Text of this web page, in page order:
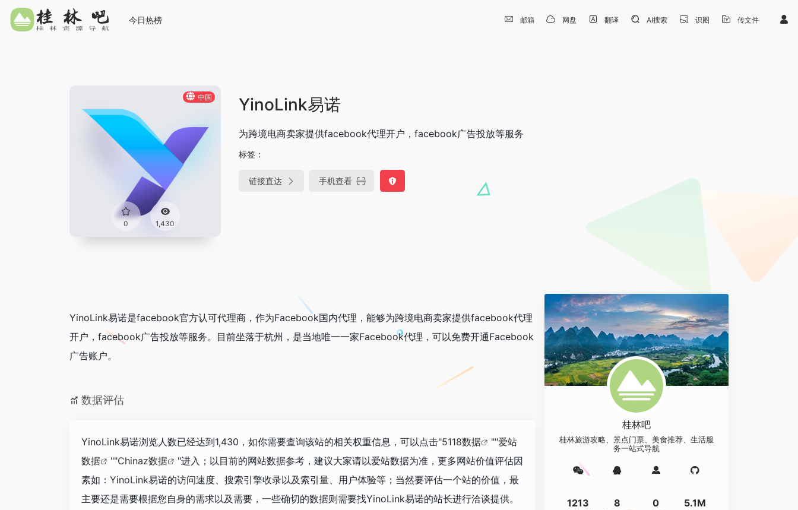
今日热榜 邮箱 网盘 翻译 AI搜索 识图 传文件
中国
0 1,430
YinoLink易诺
为跨境电商卖家提供facebook代理开户，facebook广告投放等服务
标签：
链接直达 手机查看
YinoLink易诺是facebook官方认可代理商，作为Facebook国内代理，能够为跨境电商卖家提供facebook代理
开户，facebook广告投放等服务。目前坐落于杭州，是当地唯一一家Facebook代理，可以免费开通Facebook
广告账户。
数据评估
YinoLink易诺浏览人数已经达到1,430，如你需要查询该站的相关权重信息，可以点击"5118数据 ""爱站
数据
""Chinaz数据
"进入；以目前的网站数据参考，建议大家请以爱站数据为准，更多网站价值评估因
素如：YinoLink易诺的访问速度、搜索引擎收录以及索引量、用户体验等；当然要评估一个站的价值，最
主要还是需要根据您自身的需求以及需要，一些确切的数据则需要找YinoLink易诺的站长进行洽谈提供。
桂林吧
桂林旅游攻略、景点门票、美食推荐、生活服
务一站式导航
1213 8 0 5.1M